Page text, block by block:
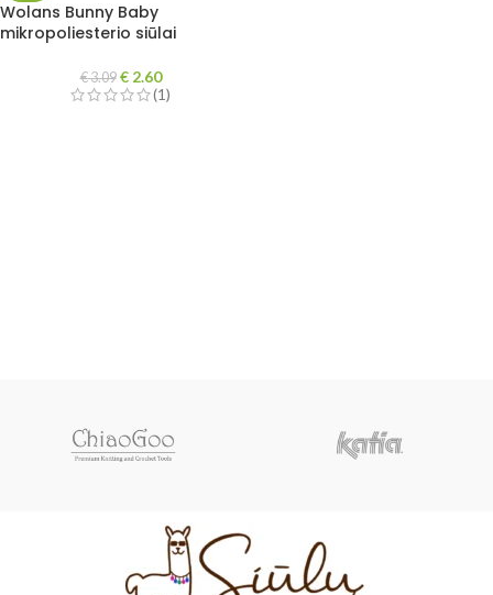
Wolans Bunny Baby
mikropoliesterio siūlai
€3.09 €2.60
(1)